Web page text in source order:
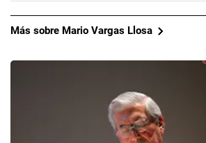
Más sobre Mario Vargas Llosa